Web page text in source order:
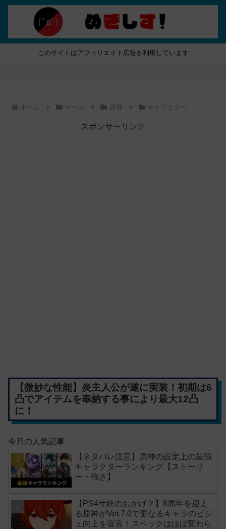
このサイトはアフィリエイト広告を利用しています
ホーム ゲーム 原神 キャラクター
スポンサーリンク
【微妙な性能】炎主人公が遂に実装！初期は6
凸でアイテムを奉納する事により最大12凸
に！
今月の人気記事
【ネタバレ注意】原神の設定上の最強
キャラクターランキング【ストーリ
ー・強さ】
【PS4サ終のおかげ？】6周年を迎え
る原神がVer.7.0で更なるキャラのビジ
ュ向上を宣言！スペックはほぼ変わら